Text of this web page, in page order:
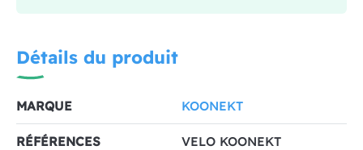
Détails du produit
MARQUE KOONEKT
RÉFÉRENCES
VELO KOONEKT